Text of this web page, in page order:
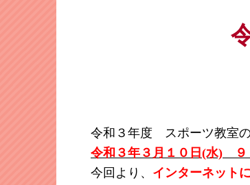
令和３年度 スポーツ教室の
令和３年３月１０日(水)
今回より、 インターネット